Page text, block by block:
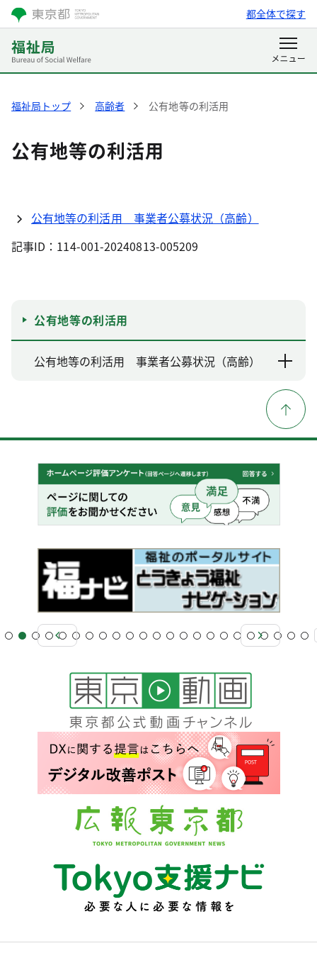
都全体で探す
福祉局トップ 高齢者 公有地等の利活用
公有地等の利活用
公有地等の利活用 事業者公募状況（高齢）
記事ID：114-001-20240813-005209
公有地等の利活用
公有地等の利活用 事業者公募状況（高齢）